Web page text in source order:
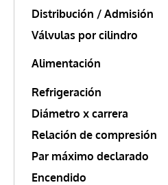
Distribución / Admisión
Válvulas por cilindro
Alimentación
Refrigeración
Diámetro x carrera
Relación de compresión
Par máximo declarado
Encendido